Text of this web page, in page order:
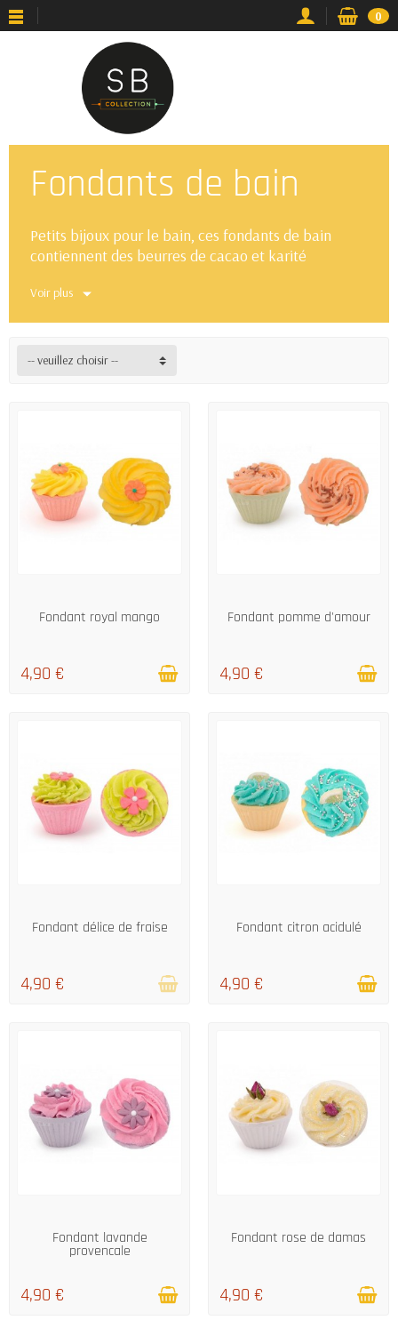
0
Fondants de bain
Petits bijoux pour le bain, ces fondants de bain
contiennent des beurres de cacao et karité
Voir plus
-- veuillez choisir --
Fondant royal mango
4,90 €
Fondant pomme d'amour
4,90 €
Fondant délice de fraise
4,90 €
Fondant citron acidulé
4,90 €
Fondant lavande
provencale
4,90 €
Fondant rose de damas
4,90 €